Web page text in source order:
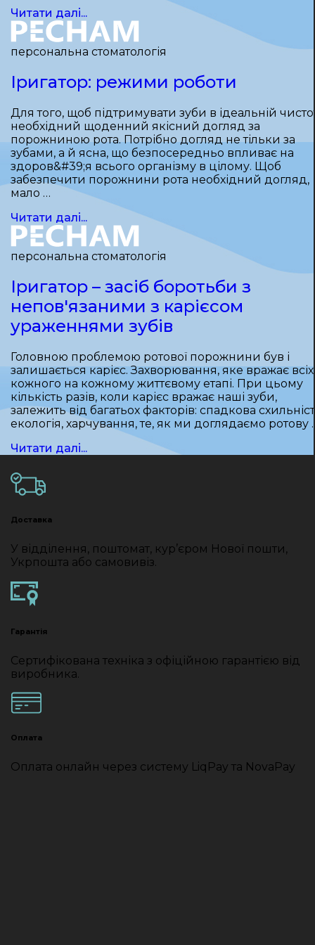
Читати далі...
персональна стоматологія
Іригатор: режими роботи
Для того, щоб підтримувати зуби в ідеальній
необхідний щоденний якісний догляд за
порожниною рота. Потрібно догляд не тільки за
зубами, а й ясна, що безпосередньо впливає на
здоров&#39;я всього організму в цілому. Щоб
забезпечити порожнини рота необхідний догляд,
мало …
Читати далі...
персональна стоматологія
Іригатор – засіб боротьби з
непов'язаними з карієсом
ураженнями зубів
Головною проблемою ротової порожнини був і
залишається карієс. Захворювання, яке вражає всіх
кожного на кожному життєвому етапі. При цьому
кількість разів, коли карієс вражає наші зуби,
залежить від багатьох факторів: спадкова
екологія, харчування, те, як ми доглядаємо ротову
Читати далі...
Доставка
У відділення, поштомат, кур’єром Нової пошти,
Укрпошта або самовивіз.
Гарантія
Сертифікована техніка з офіційною гарантією від
виробника.
Оплата
Оплата онлайн через систему LiqPay та NovaPay